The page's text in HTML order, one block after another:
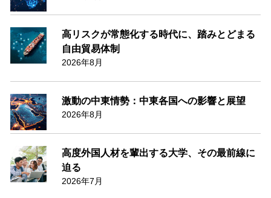
高リスクが常態化する時代に、踏みとどまる
自由貿易体制
2026年8月
激動の中東情勢：中東各国への影響と展望
2026年8月
高度外国人材を輩出する大学、その最前線に
迫る
2026年7月